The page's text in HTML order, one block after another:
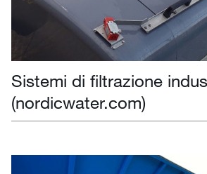
Sistemi di filtrazione
(nordicwater.com)